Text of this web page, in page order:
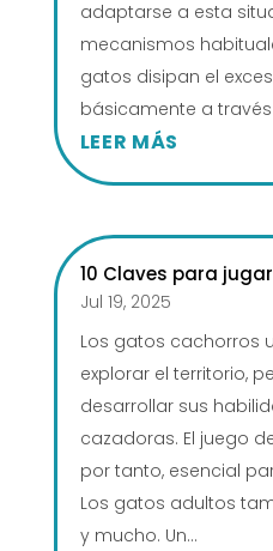
adaptarse a esta
mecanismos
gatos disipan el
básicamente a
LEER MÁS
10 Claves para
Jul 19, 2025
Los gatos cachorros
explorar el territorio,
desarrollar sus
cazadoras. El juego
por tanto, esencial
Los gatos adultos
y mucho. Un...